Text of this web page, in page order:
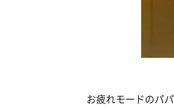
お疲れモードのパパ